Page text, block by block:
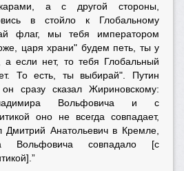
а с другой стороны,
в стойло к Глобальному
флаг, мы тебя императором
царя храни" будем петь, ты у
если нет, то тебя Глобальный
То есть, ты выбирай". Путин
сразу сказал Жириновскому:
Вольфовича и с
оно не всегда совпадает,
Дмитрий Анатольевич в Кремле,
Вольфовича совпадало [с